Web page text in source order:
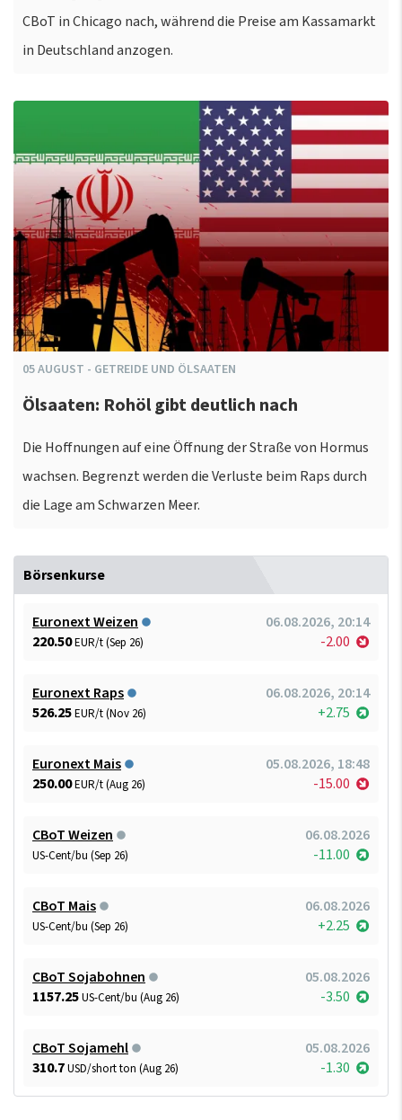
CBoT in Chicago nach, während die Preise am Kassamarkt
in Deutschland anzogen.
05AUGUST - GETREIDE UND ÖLSAATEN
Ölsaaten: Rohöl gibt deutlich nach
Die Hoffnungen auf eine Öffnung der Straße von Hormus
wachsen. Begrenzt werden die Verluste beim Raps durch
die Lage am Schwarzen Meer.
Börsenkurse
Euronext Weizen
06.08.2026, 20:14
220.50EUR/t (Sep 26) -2.00
Euronext Raps
06.08.2026, 20:14
526.25EUR/t (Nov 26) +2.75
Euronext Mais
05.08.2026, 18:48
250.00EUR/t (Aug 26) -15.00
CBoT Weizen 06.08.2026
US-Cent/bu (Sep 26) -11.00
CBoT Mais 06.08.2026
US-Cent/bu (Sep 26) +2.25
CBoT Sojabohnen
05.08.2026
1157.25US-Cent/bu (Aug 26) -3.50
CBoT Sojamehl
05.08.2026
310.7USD/short ton (Aug 26) -1.30